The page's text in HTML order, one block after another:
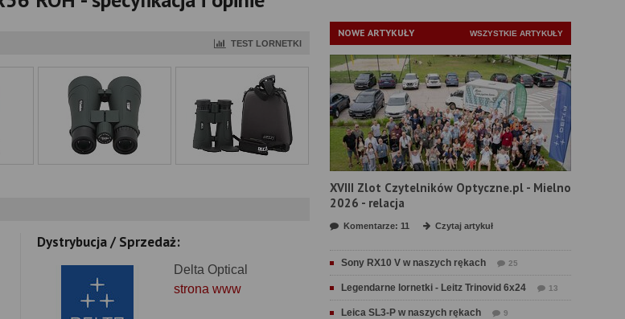
TEST LORNETKI
Dystrybucja / Sprzedaż:
Delta Optical
strona www
NOWE ARTYKUŁY WSZYSTKIE ARTYKUŁY
XVIII Zlot Czytelników Optyczne.pl - Mielno
2026 - relacja
Komentarze: 11 Czytaj artykuł
Sony RX10 V w naszych rękach 25
Legendarne lornetki - Leitz Trinovid 6x24 13
Leica SL3-P w naszych rękach 9